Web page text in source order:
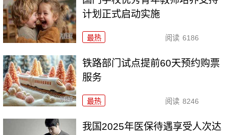
计划正式启动实施
最热 阅读 6186
铁路部门试点提前60天预约购票
服务
最热 阅读 8246
我国2025年医保待遇享受人次达